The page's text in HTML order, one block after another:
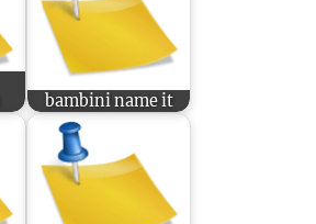
bambini name it